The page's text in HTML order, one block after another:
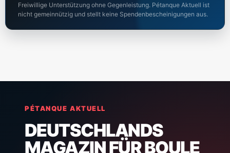
Freiwillige Unterstützung ohne Gegenleistung. Pétanque Aktuell ist
nicht gemeinnützig und stellt keine Spendenbescheinigungen aus.
PÉTANQUE AKTUELL
DEUTSCHLANDS
MAGAZIN FÜR BOULE